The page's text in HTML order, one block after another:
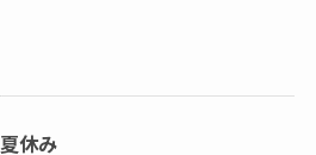
夏休み